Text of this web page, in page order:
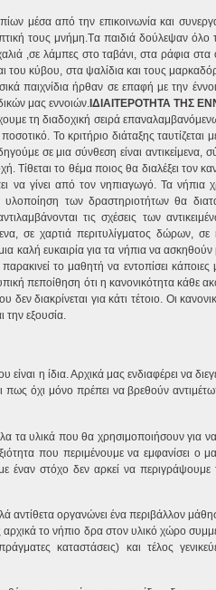
μέσα από την επικοινωνία και
τους μνήμη.Tα παιδιά δούλεψαν
,σε λάμπες στο ταβάνι, στα ράφια
του κύβου, στα ψαλίδια και τους
παιχνίδια ήρθαν σε επαφή με την
μας εννοιών. ΙΔΙΑΙΤΕΡΟΤΗΤΑ ΤΗΣ
τη διαδοχική σειρά
Το κριτήριο διάταξης
σε μια σύνθεση είναι αντικείμενα,
το θέμα ποιος θα διαλέξει τον
γίνει από τον νηπιαγωγό. Τα νήπια
των δραστηριοτήτων θα
τις σχέσεις των
σε χαρτιά περιτυλίγματος
καλή ευκαιρία για τα νήπια να
το μαθητή να εντοπίσει
πεποίθηση ότι η κανονικότητα κάθε
διακρίνεται για κάτι τέτοιο. Οι
την εξουσία.
είναι η ίδια. Αρχικά μας ενδιαφέρει να
πως όχι μόνο πρέπει να βρεθούν
τα υλικά που θα χρησιμοποιήσουν για
που περιμένουμε να εμφανίσει ο
έναν στόχο δεν αρκεί να
αντίθετα οργανώνει ένα περιβάλλον
αρχικά το νήπιο δρα στον υλικό χώρο
καταστάσεις) και τέλος